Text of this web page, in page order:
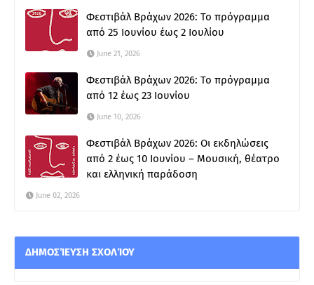
Φεστιβάλ Βράχων 2026: Το πρόγραμμα
από 25 Ιουνίου έως 2 Ιουλίου
June 21, 2026
Φεστιβάλ Βράχων 2026: Το πρόγραμμα
από 12 έως 23 Ιουνίου
June 10, 2026
Φεστιβάλ Βράχων 2026: Οι εκδηλώσεις
από 2 έως 10 Ιουνίου – Μουσική, θέατρο
και ελληνική παράδοση
June 02, 2026
ΔΗΜΟΣΊΕΥΣΗ ΣΧΟΛΊΟΥ